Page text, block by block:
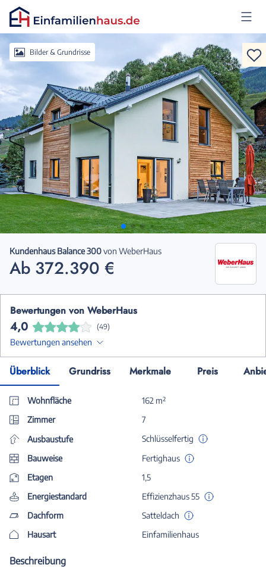
AnmeldenBilder & Grundrisse
Kundenhaus Balance 300von WeberHaus
Ab 372.390 €
Bewertungen von WeberHaus
4,0 (49)
Bewertungen ansehen
Überblick Grundriss Merkmale Preis
Wohnfläche
162 m²
Zimmer
7
Ausbaustufe
Schlüsselfertig
Bauweise
Fertighaus
Etagen
1,5
Energiestandard
Effizienzhaus 55
Dachform
Satteldach
Hausart
Einfamilienhaus
Beschreibung